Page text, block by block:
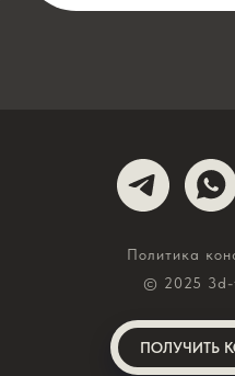
Политика
© 2025 3d-
ПОЛУЧИТЬ